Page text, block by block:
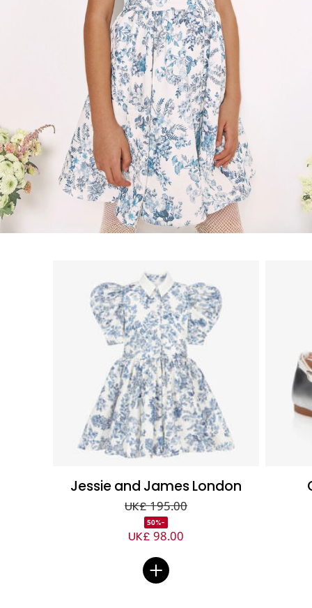
Jessie and James London
UK£ 195.00
-50%
UK£ 98.00